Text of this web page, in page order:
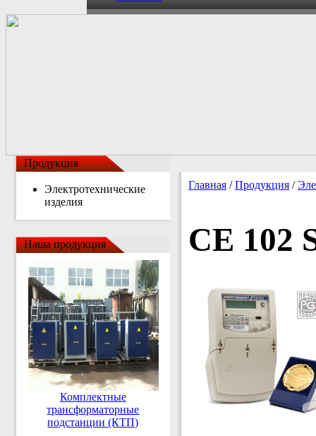
Продукция
Электротехнические
изделия
Наша продукция
Комплектные
трансформаторные
подстанции (КТП)
Главная /Продукция /
CE 102